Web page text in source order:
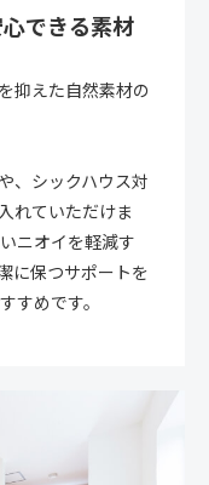
できる素材
抑えた自然素材の
、シックハウス対
れていただけま
ニオイを軽減す
に保つサポートを
すめです。